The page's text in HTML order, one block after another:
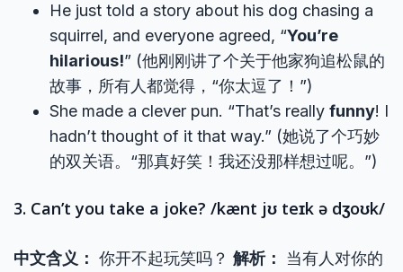
He just told a story about his dog chasing a
squirrel, and everyone agreed, “You’re
hilarious!” (他刚刚讲了个关于他家狗追松鼠的
故事，所有人都觉得，“你太逗了！”)
She made a clever pun. “That’s really funny! I
hadn’t thought of it that way.” (她说了个巧妙
的双关语。“那真好笑！我还没那样想过呢。”)
3. Can’t you take a joke? /kænt jʊ teɪk ə dʒoʊk/
中文含义： 你开不起玩笑吗？ 解析：
当有人对你的